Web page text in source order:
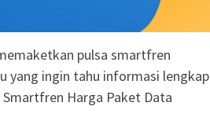
pulsa smartfren
yang ingin tahu informasi lengkap
Harga Paket Data